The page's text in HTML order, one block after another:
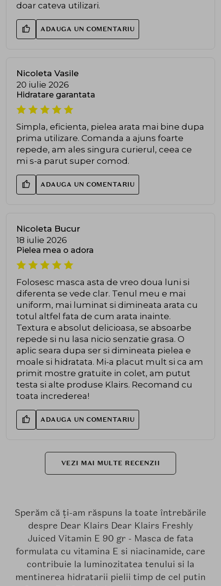
doar cateva utilizari.
ADAUGA UN COMENTARIU
Nicoleta Vasile
20 iulie 2026
Hidratare garantata
Simpla, eficienta, pielea arata mai bine dupa
prima utilizare. Comanda a ajuns foarte
repede, am ales singura curierul, ceea ce
mi s-a parut super comod.
ADAUGA UN COMENTARIU
Nicoleta Bucur
18 iulie 2026
Pielea mea o adora
Folosesc masca asta de vreo doua luni si
diferenta se vede clar. Tenul meu e mai
uniform, mai luminat si dimineata arata cu
totul altfel fata de cum arata inainte.
Textura e absolut delicioasa, se absoarbe
repede si nu lasa nicio senzatie grasa. O
aplic seara dupa ser si dimineata pielea e
moale si hidratata. Mi-a placut mult si ca am
primit mostre gratuite in colet, am putut
testa si alte produse Klairs. Recomand cu
toata increderea!
ADAUGA UN COMENTARIU
VEZI MAI MULTE RECENZII
Sperăm că ți-am răspuns la toate întrebările
despre Dear Klairs Dear Klairs Freshly
Juiced Vitamin E 90 gr - Masca de fata
formulata cu vitamina E si niacinamide, care
contribuie la luminozitatea tenului si la
mentinerea hidratarii pielii timp de cel putin